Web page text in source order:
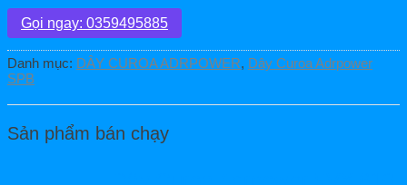
Gọi ngay: 0359495885
Danh mục: DÂY CUROA ADRPOWER, Dây Curoa Adrpower
SPB
Sản phẩm bán chạy